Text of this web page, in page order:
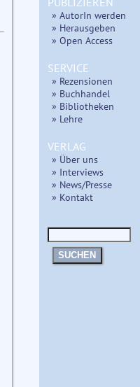
» AutorIn werden
» Herausgeben
» Open Access
SERVICE
» Rezensionen
» Buchhandel
» Bibliotheken
» Lehre
VERLAG
» Über uns
» Interviews
» News/Presse
» Kontakt
SUCHEN